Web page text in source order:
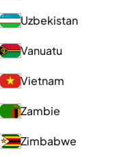
Uzbekistan
Vanuatu
Vietnam
Zambie
Zimbabwe